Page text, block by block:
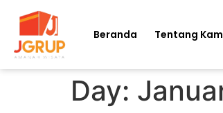
Beranda Tentang
Day: